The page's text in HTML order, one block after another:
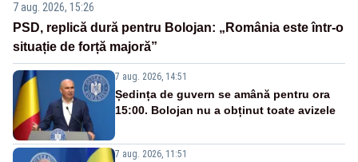
7 aug. 2026, 15:26
PSD, replică dură pentru Bolojan: „România este într-o
situație de forță majoră”
7 aug. 2026, 14:51
Ședința de guvern se amână pentru ora
15:00. Bolojan nu a obținut toate avizele
7 aug. 2026, 11:51